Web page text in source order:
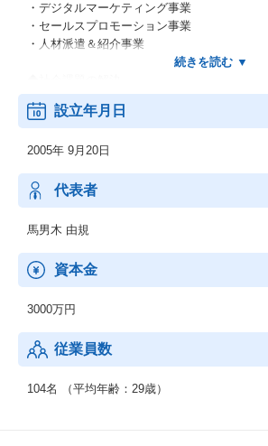
・デジタルマーケティング事業
・セールスプロモーション事業
・人材派遣＆紹介事業
・福祉DX事業
・サテライトオフィス型の障がい者雇用＆定
設立年月日
2005年 9月20日
代表者
馬男木 由規
資本金
3000万円
従業員数
104名 （平均年齢：29歳）